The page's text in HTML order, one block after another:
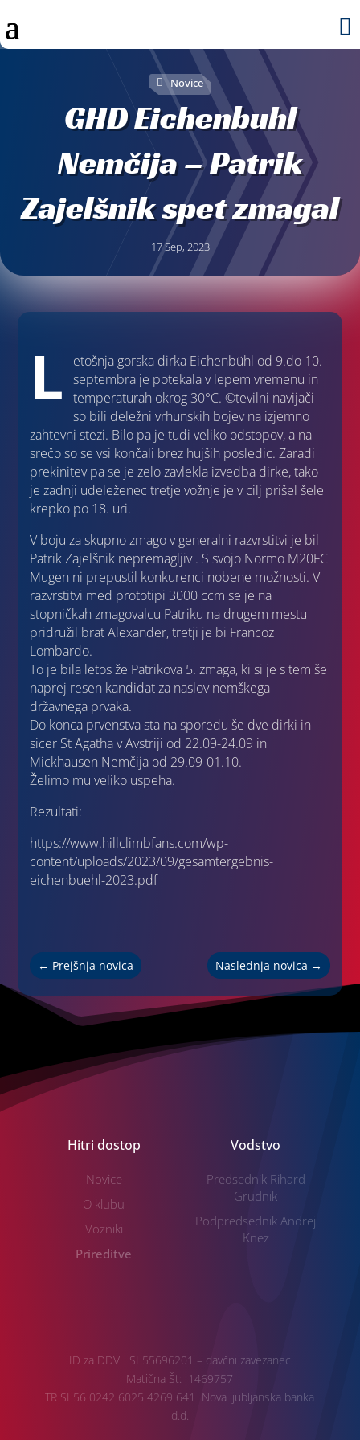

Novice
GHD Eichenbuhl
Nemčija – Patrik
Zajelšnik spet zmagal
17 Sep, 2023
L
etošnja gorska dirka Eichenbühl od 9.do 10.
septembra je potekala v lepem vremenu in
temperaturah okrog 30°C. ©tevilni navijači
so bili deležni vrhunskih bojev na izjemno
zahtevni stezi. Bilo pa je tudi veliko odstopov, a na
srečo so se vsi končali brez hujših posledic. Zaradi
prekinitev pa se je zelo zavlekla izvedba dirke, tako
je zadnji udeleženec tretje vožnje je v cilj prišel šele
krepko po 18. uri.
V boju za skupno zmago v generalni razvrstitvi je bil
Patrik Zajelšnik nepremagljiv . S svojo Normo M20FC
Mugen ni prepustil konkurenci nobene možnosti. V
razvrstitvi med prototipi 3000 ccm se je na
stopničkah zmagovalcu Patriku na drugem mestu
pridružil brat Alexander, tretji je bi Francoz
Lombardo.
To je bila letos že Patrikova 5. zmaga, ki si je s tem še
naprej resen kandidat za naslov nemškega
državnega prvaka.
Do konca prvenstva sta na sporedu še dve dirki in
sicer St Agatha v Avstriji od 22.09-24.09 in
Mickhausen Nemčija od 29.09-01.10.
Želimo mu veliko uspeha.
Rezultati:
https://www.hillclimbfans.com/wp-
content/uploads/2023/09/gesamtergebnis-
eichenbuehl-2023.pdf
← Prejšnja novica Naslednja novica →
Hitri dostop
Novice
O klubu
Vozniki
Prireditve
Vodstvo
Predsednik Rihard
Grudnik
Podpredsednik Andrej
Knez
ID za DDV SI 55696201 – davčni zavezanec
Matična Št: 1469757
TR SI 56 0242 6025 4269 641 Nova ljubljanska banka
d.d.